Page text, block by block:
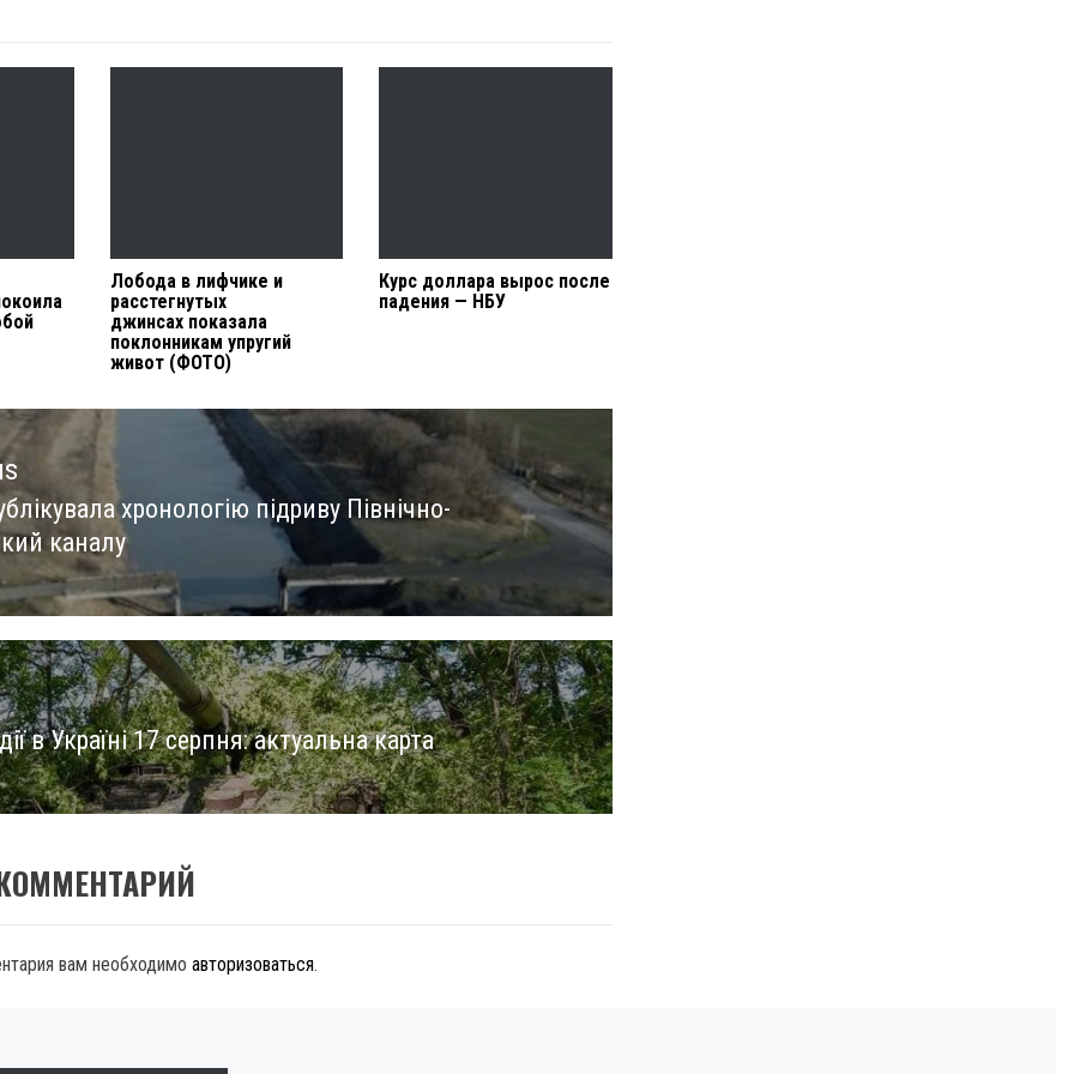
Лобода в лифчике и
расстегнутых
джинсах показала
поклонникам упругий
живот (ФОТО)
Курс доллара вырос после
падения — НБУ
хронологію підриву Північно-
каналу
в Україні 17 серпня: актуальна карта
вам необходимо авторизоваться.